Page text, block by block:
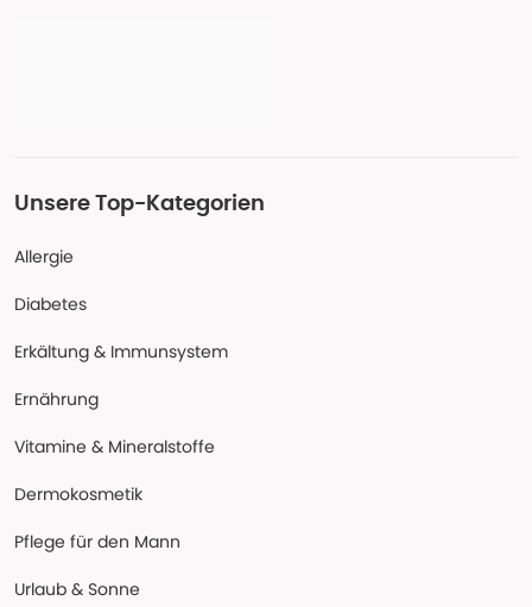
Unsere Top-Kategorien
Allergie
Diabetes
Erkältung & Immunsystem
Ernährung
Vitamine & Mineralstoffe
Dermokosmetik
Pflege für den Mann
Urlaub & Sonne